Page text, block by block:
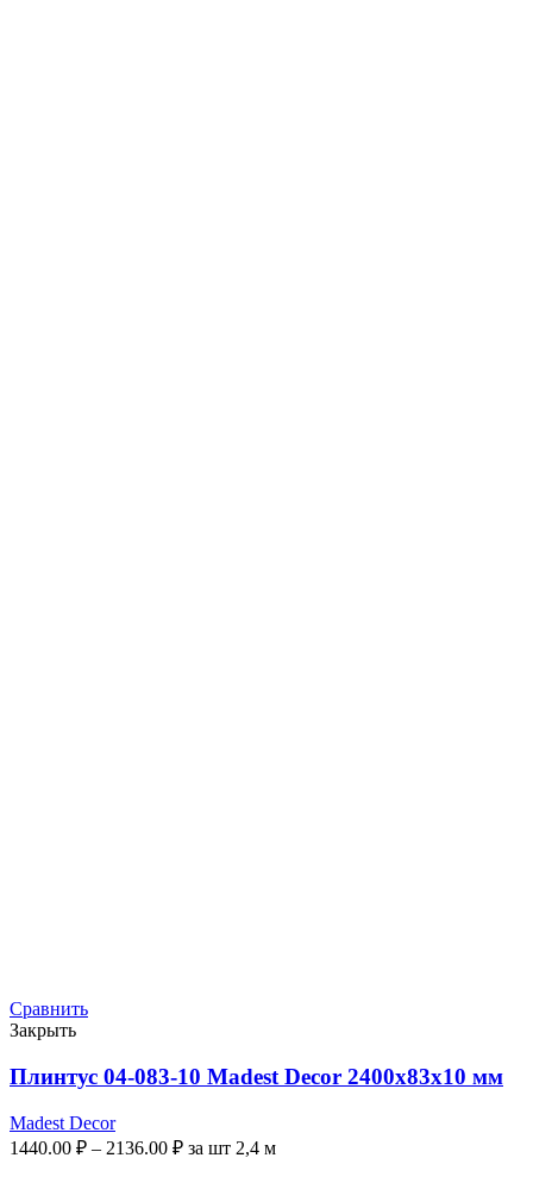
Сравнить
Закрыть
Плинтус 04-083-10 Madest Decor 2400x83x10 мм
Madest Decor
1440.00 ₽ – 2136.00 ₽ за шт 2,4 м